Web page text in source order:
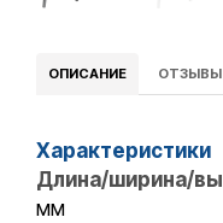
ОПИСАНИЕ ОТЗЫВЫ
Характеристики
Длина/ширина/
мм